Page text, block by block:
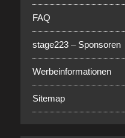
FAQ
stage223 – Sponsoren
Werbeinformationen
Sitemap